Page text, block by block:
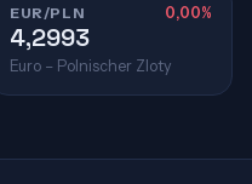
EUR/PLN 0,00%
4,2993
Euro – Polnischer Zloty